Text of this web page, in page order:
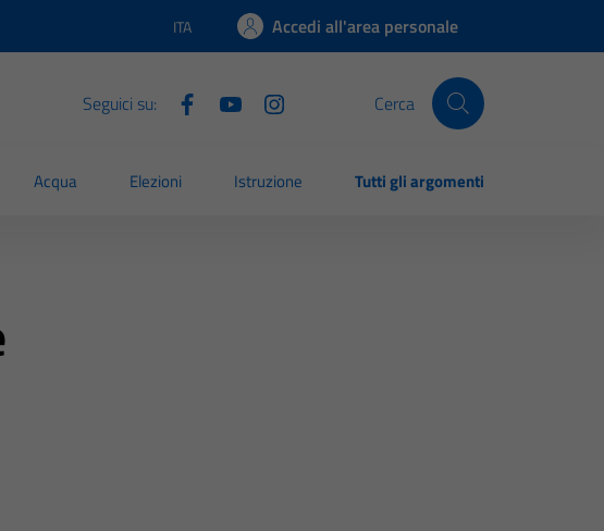
Lingua attiva:
ITA Accedi all'area personale
Seguici su: Cerca
Acqua Elezioni Istruzione Tutti gli argomenti